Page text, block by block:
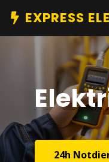
EXPRESS
24h